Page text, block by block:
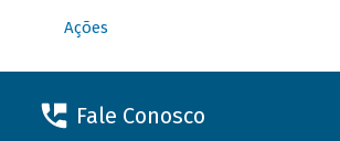
Ações
Fale Conosco